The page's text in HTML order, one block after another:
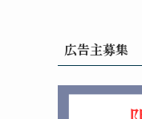
広告主募集